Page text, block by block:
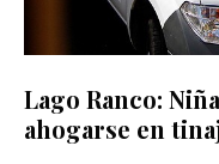
Lago Ranco:
ahogarse en